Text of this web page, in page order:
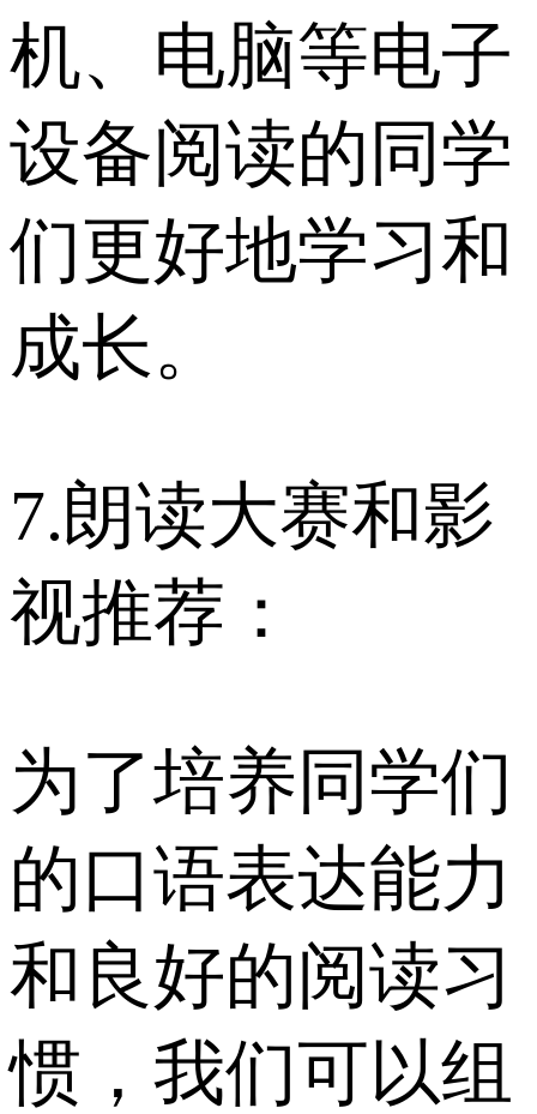
机、电脑等电子
设备阅读的同学
们更好地学习和
成长。
7.朗读大赛和影
视推荐：
为了培养同学们
的口语表达能力
和良好的阅读习
惯，我们可以组